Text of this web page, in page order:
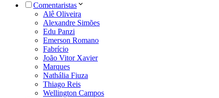
Comentaristas
Alê Oliveira
Alexandre Simões
Edu Panzi
Emerson Romano
Fabrício
João Vitor Xavier
Marques
Nathália Fiuza
Thiago Reis
Wellington Campos